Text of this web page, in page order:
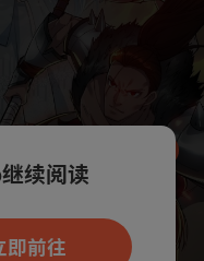
打开App新用
续阅读
即前往